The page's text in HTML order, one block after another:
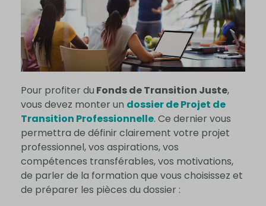
Pour profiter du Fonds de Transition Juste,
vous devez monter un dossier de Projet de
Transition Professionnelle. Ce dernier vous
permettra de définir clairement votre projet
professionnel, vos aspirations, vos
compétences transférables, vos motivations,
de parler de la formation que vous choisissez et
de préparer les pièces du dossier :